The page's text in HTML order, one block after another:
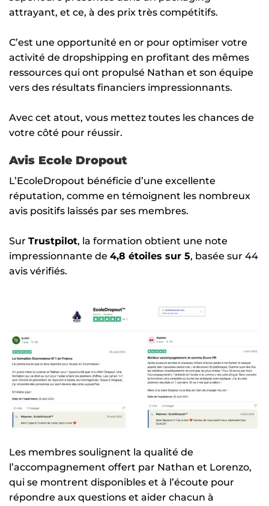
attrayant, et ce, à des prix très compétitifs.
C’est une opportunité en or pour optimiser votre
activité de dropshipping en profitant des mêmes
ressources qui ont propulsé Nathan et son équipe
vers des résultats financiers impressionnants.
Avec cet atout, vous mettez toutes les chances de
votre côté pour réussir.
Avis Ecole Dropout
L’EcoleDropout bénéficie d’une excellente
réputation, comme en témoignent les nombreux
avis positifs laissés par ses membres.
Sur Trustpilot, la formation obtient une note
impressionnante de 4,8 étoiles sur 5, basée sur 44
avis vérifiés.
Les membres soulignent la qualité de
l’accompagnement offert par Nathan et Lorenzo,
qui se montrent disponibles et à l’écoute pour
répondre aux questions et aider chacun à